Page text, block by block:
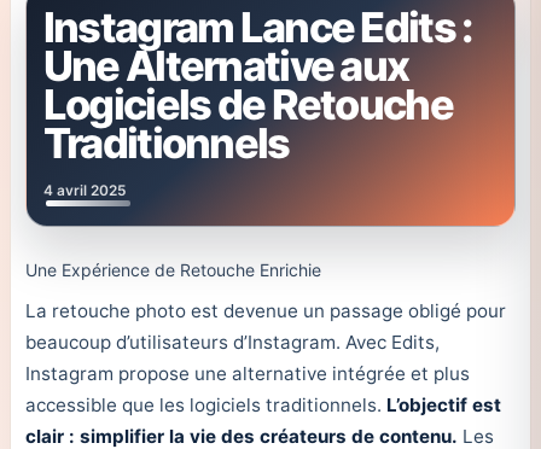
Instagram Lance Edits :
Une Alternative aux
Logiciels de Retouche
Traditionnels
4 avril 2025
Une Expérience de Retouche Enrichie
La retouche photo est devenue un passage obligé pour
beaucoup d’utilisateurs d’Instagram. Avec Edits,
Instagram propose une alternative intégrée et plus
accessible que les logiciels traditionnels. L’objectif est
clair : simplifier la vie des créateurs de contenu. Les